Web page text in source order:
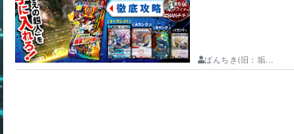
ばんちき(旧：垢...